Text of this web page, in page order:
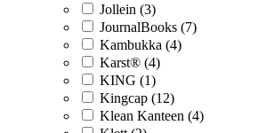
Jollein (3)
JournalBooks (7)
Kambukka (4)
Karst® (4)
KING (1)
Kingcap (12)
Klean Kanteen (4)